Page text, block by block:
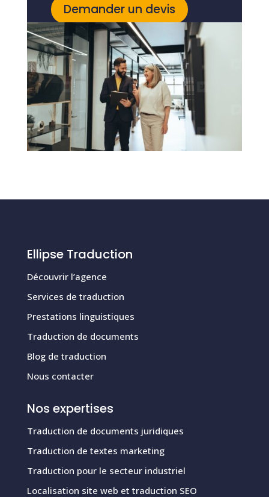
Demander un devis
Ellipse Traduction
Découvrir l’agence
Services de traduction
Prestations linguistiques
Traduction de documents
Blog de traduction
Nous contacter
Nos expertises
Traduction de documents juridiques
Traduction de textes marketing
Traduction pour le secteur industriel
Localisation site web et traduction SEO